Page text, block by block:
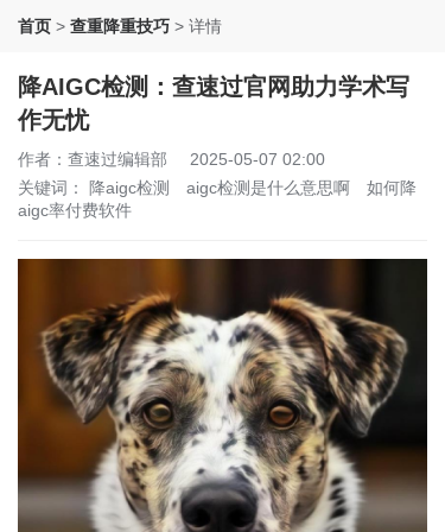
首页 > 查重降重技巧 > 详情
降AIGC检测：查速过官网助力学术写
作无忧
作者：查速过编辑部
2025-05-07 02:00
关键词：
降aigc检测 aigc检测是什么意思啊
如何降
aigc率付费软件